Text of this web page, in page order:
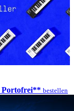
Portofrei** bestellen